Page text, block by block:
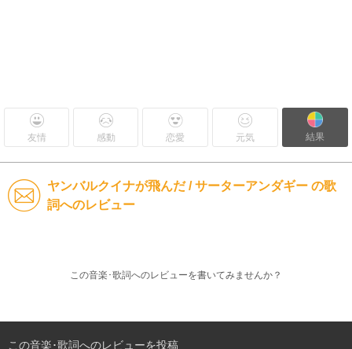
友情 感動 恋愛 元気 結果
ヤンバルクイナが飛んだ / サーターアンダギー の歌
詞へのレビュー
この音楽･歌詞へのレビューを書いてみませんか？
この音楽･歌詞へのレビューを投稿